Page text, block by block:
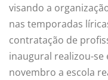
visando a
nas temporadas
contratação de
inaugural realizou-se
novembro a escola